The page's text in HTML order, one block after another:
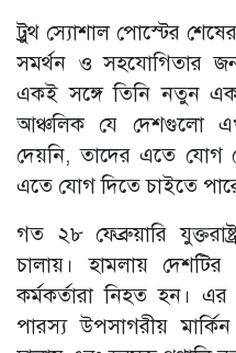
ট্রুথ স্যোশাল পোস্টের
সমর্থন ও সহযোগিতার
একই সঙ্গে তিনি নতুন
আঞ্চলিক যে দেশগুলো
দেয়নি, তাদের এতে যোগ
এতে যোগ দিতে চাইতে
গত ২৮ ফেব্রুয়ারি
চালায়। হামলায় দেশটির
কর্মকর্তারা নিহত হন।
পারস্য উপসাগরীয়